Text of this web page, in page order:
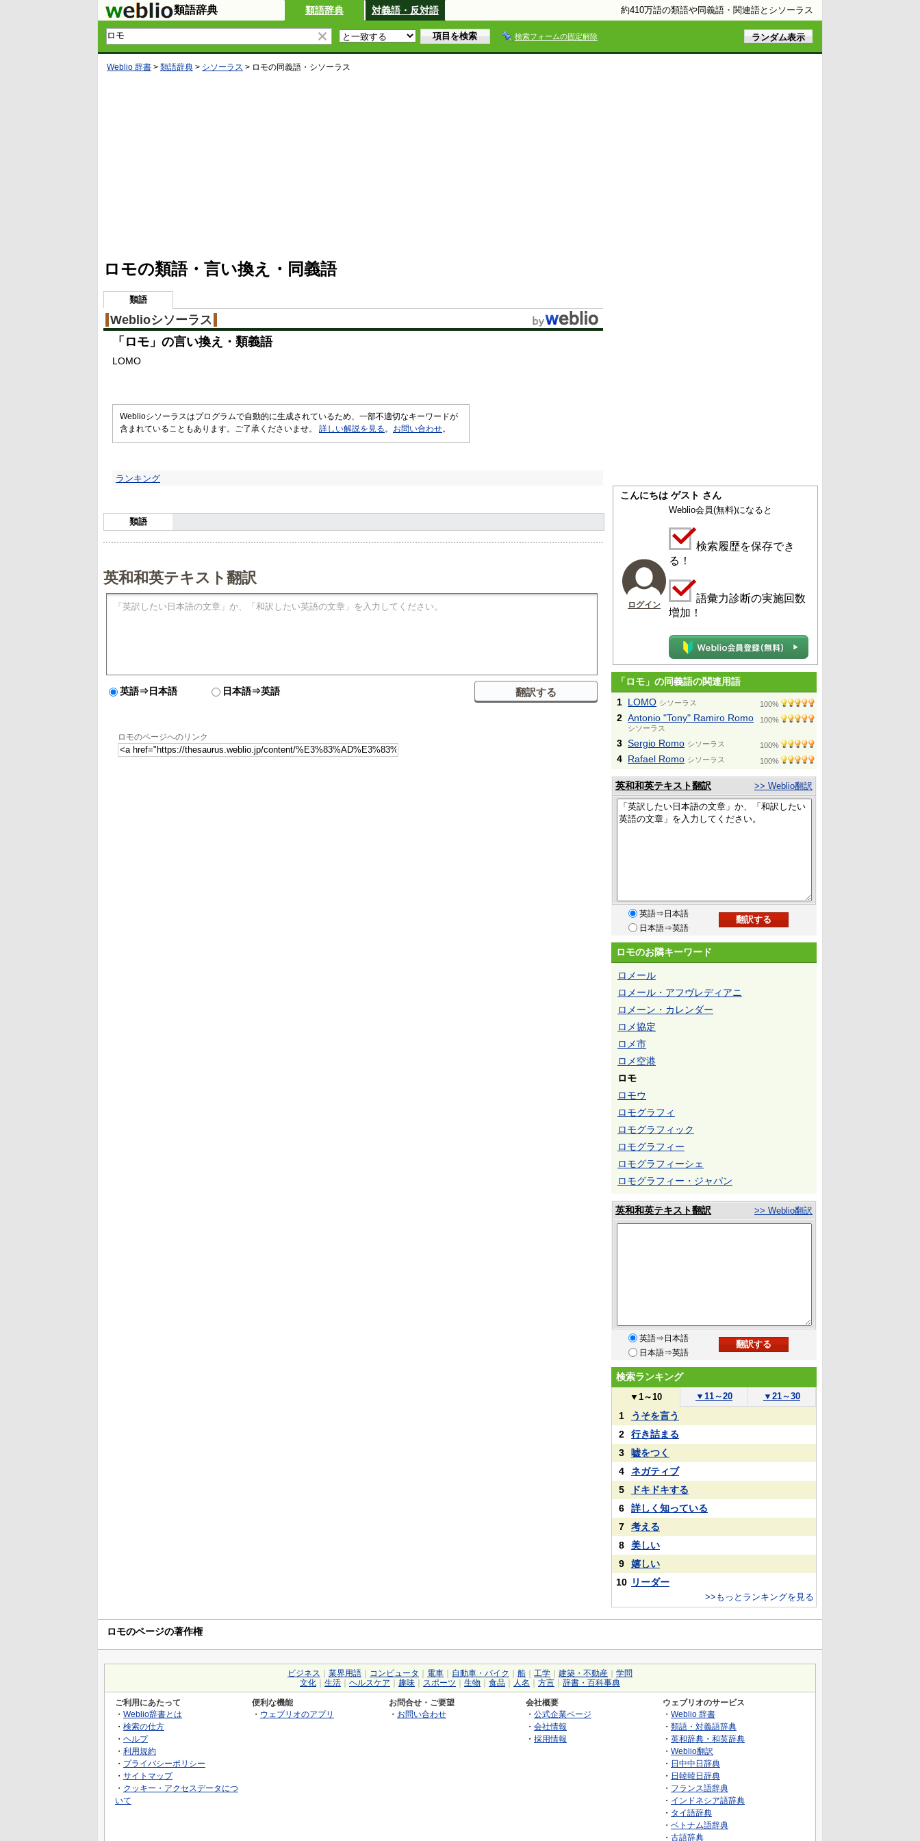
類語辞典 類語辞典 対義語・反対語 約410万語の類語や同義語・関連語とシソーラス
検索フォームの固定解除
Weblio 辞書 > 類語辞典 > シソーラス > ロモの同義語・シソーラス
5
%
ロモの類語・言い換え・同義語
類語
Weblioシソーラス
「 ロモ 」の言い換え・類義語
LOMO
Weblioシソーラスはプログラムで自動的に生成されているため、一部不適切なキーワードが
含まれていることもあります。ご了承くださいませ。 詳しい解説を見る 。 お問い合わせ。
ランキング
類語
英和和英テキスト翻訳
英語⇒日本語 日本語⇒英語
ロモのページへのリンク
こんにちは ゲスト さん
ログイン
Weblio会員(無料)になると
検索履歴を保存でき
る！
語彙力診断の実施回数
増加！
「ロモ」の同義語の関連用語
1 LOMO シソーラス 100%
2 Antonio "Tony" Ramiro Romo
シソーラス
100%
3 Sergio Romo シソーラス 100%
4 Rafael Romo シソーラス 100%
英和和英テキスト翻訳 >> Weblio翻訳
英語⇒日本語
日本語⇒英語
ロモのお隣キーワード
ロメール
ロメール・アフヴレディアニ
ロメーン・カレンダー
ロメ協定
ロメ市
ロメ空港
ロモ
ロモウ
ロモグラフィ
ロモグラフィック
ロモグラフィー
ロモグラフィーシェ
ロモグラフィー・ジャパン
英和和英テキスト翻訳 >> Weblio翻訳
英語⇒日本語
日本語⇒英語
検索ランキング
▼ 1～10 ▼ 11～20 ▼ 21～30
1
うそを言う
2
行き詰まる
3
嘘をつく
4
ネガティブ
5
ドキドキする
6
詳しく知っている
7
考える
8
美しい
9
嬉しい
10 リーダー
>>もっとランキングを見る
ロモのページの著作権
ビジネス 業界用語 コンピュータ 電車 自動車・バイク 船 工学 建築・不動産
学問
文化
生活 ヘルスケア 趣味 スポーツ 生物 食品 人名 方言 辞書・百科事典
ご利用にあたって
・ Weblio辞書とは
・ 検索の仕方
・ ヘルプ
・ 利用規約
・ プライバシーポリシー
・ サイトマップ
・ クッキー・アクセスデータにつ
いて
便利な機能
・ ウェブリオのアプリ
お問合せ・ご要望
・ お問い合わせ
会社概要
・ 公式企業ページ
・ 会社情報
・ 採用情報
ウェブリオのサービス
・ Weblio 辞書
・ 類語・対義語辞典
・ 英和辞典・和英辞典
・ Weblio翻訳
・ 日中中日辞典
・ 日韓韓日辞典
・ フランス語辞典
・ インドネシア語辞典
・ タイ語辞典
・ ベトナム語辞典
・ 古語辞典